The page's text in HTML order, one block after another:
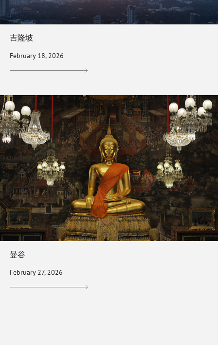
吉隆坡
February 18, 2026
曼谷
February 27, 2026